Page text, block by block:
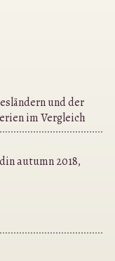
und der
im Vergleich
autumn 2018,